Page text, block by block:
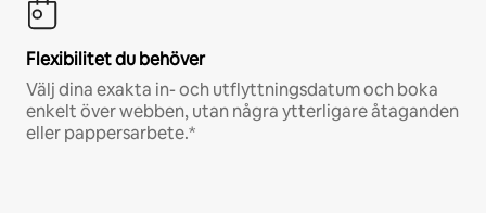
Flexibilitet du behöver
Välj dina exakta in- och utflyttningsdatum och boka
enkelt över webben, utan några ytterligare åtaganden
eller pappersarbete.*